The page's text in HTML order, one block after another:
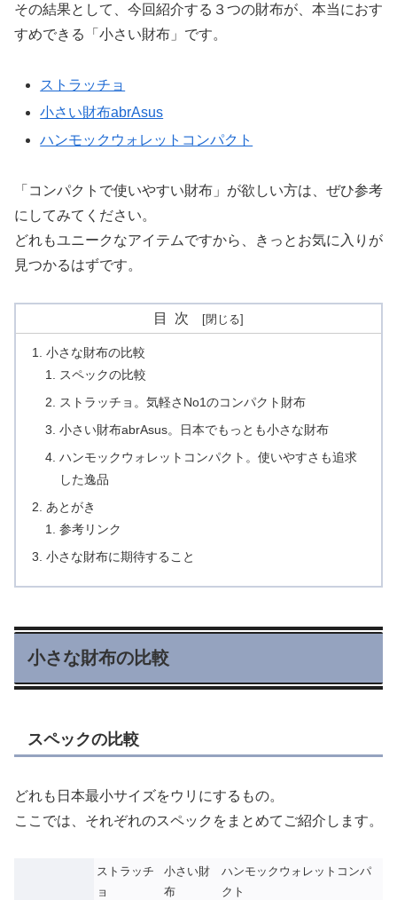
その結果として、今回紹介する３つの財布が、本当におす
すめできる「小さい財布」です。
ストラッチョ
小さい財布abrAsus
ハンモックウォレットコンパクト
「コンパクトで使いやすい財布」が欲しい方は、ぜひ参考
にしてみてください。
どれもユニークなアイテムですから、きっとお気に入りが
見つかるはずです。
目次
小さな財布の比較
スペックの比較
ストラッチョ。気軽さNo1のコンパクト財布
小さい財布abrAsus。日本でもっとも小さな財布
ハンモックウォレットコンパクト。使いやすさも追求
した逸品
あとがき
参考リンク
小さな財布に期待すること
小さな財布の比較
スペックの比較
どれも日本最小サイズをウリにするもの。
ここでは、それぞれのスペックをまとめてご紹介します。
ストラッチ
ョ
小さい財
布
ハンモックウォレットコンパ
クト